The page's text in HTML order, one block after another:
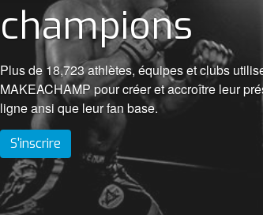
champions
Plus de 18,723 athlètes, équipes et clubs
MAKEACHAMP pour créer et accroître leur
ligne ansi que leur fan base.
S'inscrire